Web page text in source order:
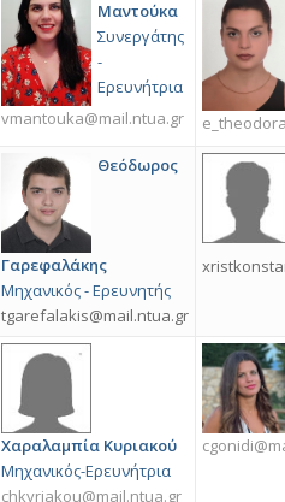
Μαντούκα
Συνεργάτης
-
Ερευνήτρια
vmantouka@mail.ntua.gr
Θεόδωρος
Γαρεφαλάκης
Μηχανικός - Ερευνητής
tgarefalakis@mail.ntua.gr
Χαραλαμπία Κυριακού
Μηχανικός-Ερευνήτρια
chkyriakou@mail.ntua.gr